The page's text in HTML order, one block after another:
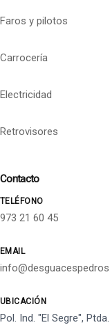
Faros y pilotos
Carrocería
Electricidad
Retrovisores
Contacto
TELÉFONO
973 21 60 45
EMAIL
UBICACIÓN
Pol. Ind. "El Segre",